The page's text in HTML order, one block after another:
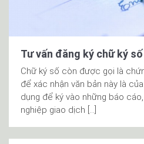
Tư vấn đăng ký chữ ký
Chữ ký số còn được gọi là
để xác nhận văn bản này là
dụng để ký vào những báo
nghiệp giao dịch […]